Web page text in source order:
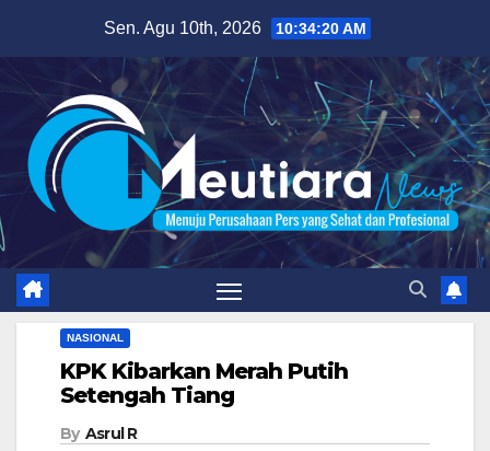
content
Sen. Agu 10th, 2026 10:34:21 AM
NASIONAL
KPK Kibarkan Merah Putih
Setengah Tiang
By Asrul R